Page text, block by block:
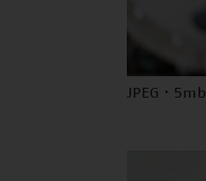
JPEG · 5mb